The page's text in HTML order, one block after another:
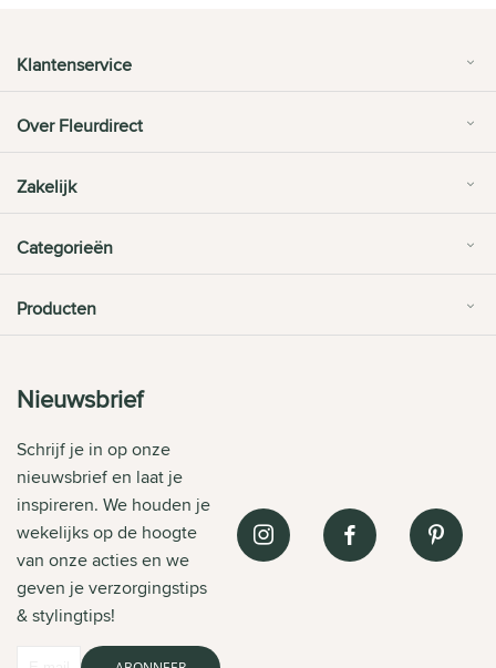
Klantenservice
Over Fleurdirect
Zakelijk
Categorieën
Producten
Nieuwsbrief
Schrijf je in op onze
nieuwsbrief en laat je
inspireren. We houden je
wekelijks op de hoogte
van onze acties en we
geven je verzorgingstips
& stylingtips!